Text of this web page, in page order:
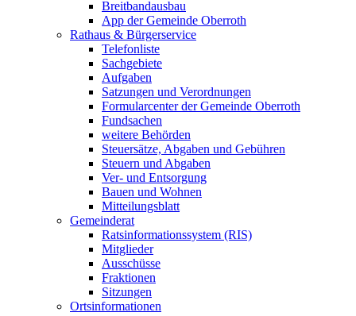
Breitbandausbau
App der Gemeinde Oberroth
Rathaus & Bürgerservice
Telefonliste
Sachgebiete
Aufgaben
Satzungen und Verordnungen
Formularcenter der Gemeinde Oberroth
Fundsachen
weitere Behörden
Steuersätze, Abgaben und Gebühren
Steuern und Abgaben
Ver- und Entsorgung
Bauen und Wohnen
Mitteilungsblatt
Gemeinderat
Ratsinformationssystem (RIS)
Mitglieder
Ausschüsse
Fraktionen
Sitzungen
Ortsinformationen